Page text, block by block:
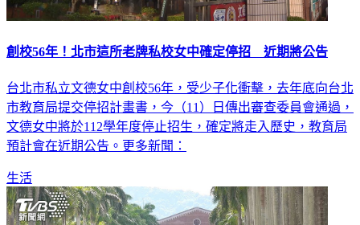
創校56年！北市這所老牌私校女中確定停招 近期將公告
台北市私立文德女中創校56年，受少子化衝擊，去年底向台北
市教育局提交停招計畫書，今（11）日傳出審查委員會通過，
文德女中將於112學年度停止招生，確定將走入歷史，教育局
預計會在近期公告。更多新聞：
生活